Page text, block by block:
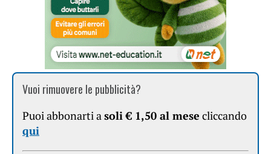
Vuoi rimuovere le pubblicità?
Puoi abbonarti asoli € 1,50 al mese cliccando
qui